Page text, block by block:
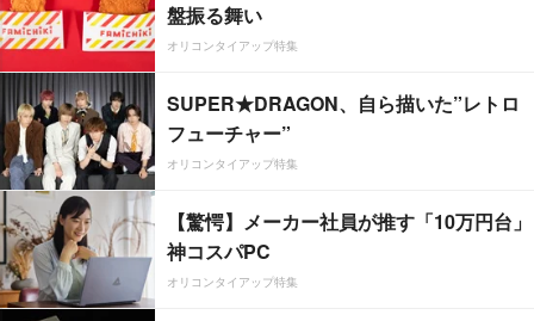
盤振る舞い
オリコンタイアップ特集
SUPER★DRAGON、自ら描いた”レトロ
フューチャー”
オリコンタイアップ特集
【驚愕】メーカー社員が推す「10万円台」
神コスパPC
オリコンタイアップ特集